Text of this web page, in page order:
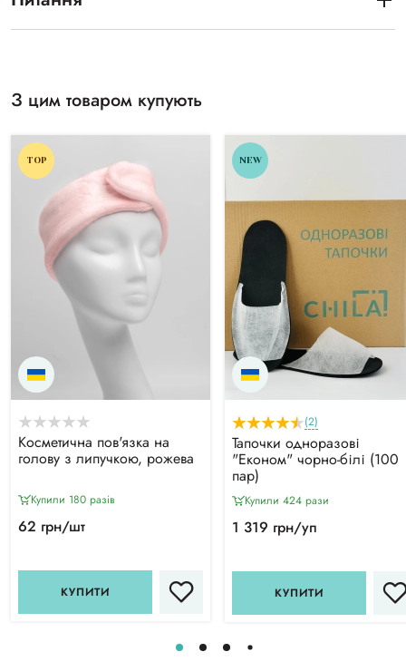
З цим товаром купують
TOP
Косметична пов'язка на
голову з липучкою, рожева
Купили 180 разiв
62 грн/шт
КУПИТИ
NEW
(2)
Тапочки одноразові
"Економ" чорно-білі (100
пар)
Купили 424 рази
1 319 грн/уп
КУПИТИ